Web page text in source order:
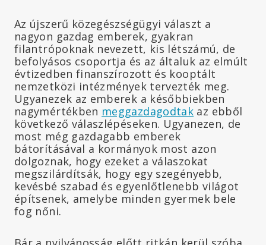
Az újszerű közegészségügyi választ a
nagyon gazdag emberek, gyakran
filantrópoknak nevezett, kis létszámú, de
befolyásos csoportja és az általuk az elmúlt
évtizedben finanszírozott és kooptált
nemzetközi intézmények tervezték meg.
Ugyanezek az emberek a későbbiekben
nagymértékben meggazdagodtak az ebből
következő válaszlépéseken. Ugyanezen, de
most még gazdagabb emberek
bátorításával a kormányok most azon
dolgoznak, hogy ezeket a válaszokat
megszilárdítsák, hogy egy szegényebb,
kevésbé szabad és egyenlőtlenebb világot
építsenek, amelybe minden gyermek bele
fog nőni.